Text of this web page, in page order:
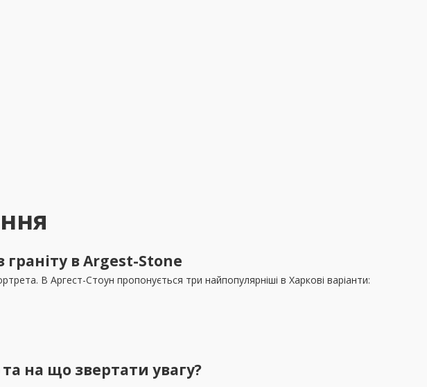
в Argest-Stone
В Аргест-Стоун пропонується три найпопулярніші в Харкові варіанти:
на що звертати увагу?